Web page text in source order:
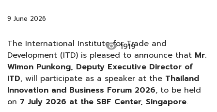
9 June 2026
visibility1919
The International Institute for Trade and
Development (ITD) is pleased to announce that Mr.
Wimon Punkong, Deputy Executive Director of
ITD, will participate as a speaker at the Thailand
Innovation and Business Forum 2026, to be held
on 7 July 2026 at the SBF Center, Singapore.